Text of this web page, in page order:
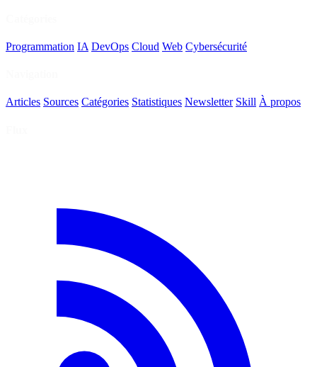
Programmation IA DevOps Cloud Web Cybersécurité
Articles Sources Catégories Statistiques Newsletter Skill À propos